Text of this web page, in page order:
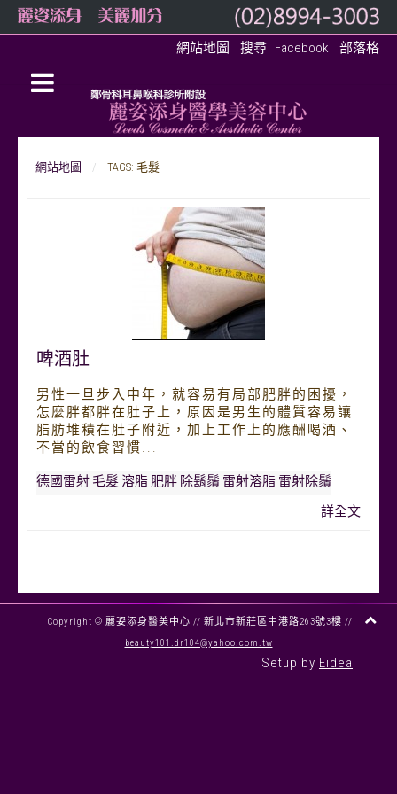
網站地圖 搜尋 Facebook 部落格
網站地圖 TAGS: 毛髮
啤酒肚
男性一旦步入中年，就容易有局部肥胖的困擾，
怎麼胖都胖在肚子上，原因是男生的體質容易讓
脂肪堆積在肚子附近，加上工作上的應酬喝酒、
不當的飲食習慣...
德國雷射 毛髮溶脂 肥胖 除鬍鬚 雷射溶脂 雷射除鬚
詳全文
Copyright © 麗姿添身醫美中心 // 新北市新莊區中港路263號3樓 //
beauty101.dr104@yahoo.com.tw
Setup by Eidea